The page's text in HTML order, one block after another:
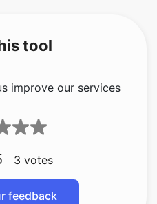
tool
improve our services
3 votes
feedback